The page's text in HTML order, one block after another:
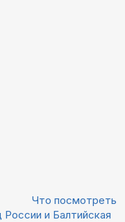
Что посмотреть
и Балтийская